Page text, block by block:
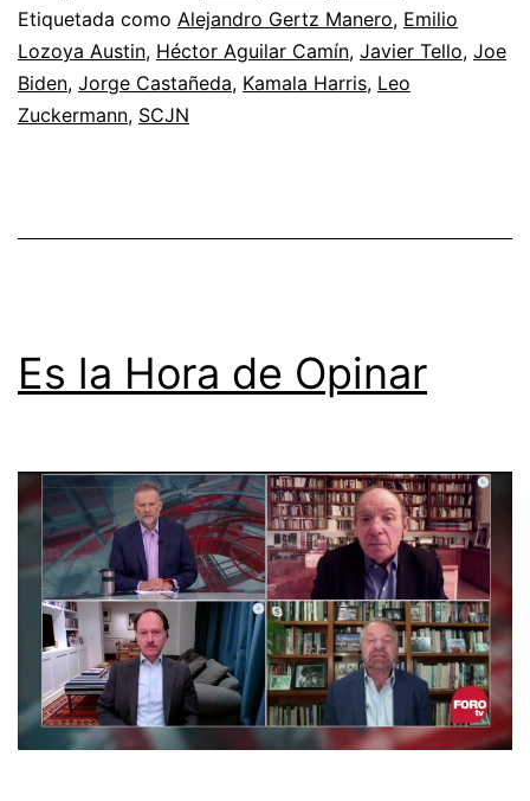
Opinar
Etiquetada como Alejandro Gertz Manero, Emilio
Lozoya Austin, Héctor Aguilar Camín, Javier Tello, Joe
Biden, Jorge Castañeda, Kamala Harris, Leo
Zuckermann, SCJN
Es la Hora de Opinar